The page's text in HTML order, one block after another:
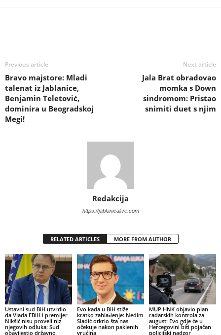
Previous article
Bravo majstore: Mladi
talenat iz Jablanice,
Benjamin Teletović,
dominira u Beogradskoj
Megi!
Next article
Jala Brat obradovao
momka s Down
sindromom: Pristao
snimiti duet s njim
Redakcija
https://jablanicalive.com
RELATED ARTICLES MORE FROM AUTHOR
Ustavni sud BiH utvrdio
da Vlada FBiH i premijer
Nikšić nisu proveli niz
njegovih odluka: Sud
obavijestio državno
Evo kada u BiH stiže
kratko zahlađenje: Nedim
Sladić otkrio šta nas
očekuje nakon paklenih
vrućina
MUP HNK objavio plan
radarskih kontrola za
august: Evo gdje će u
Hercegovini biti pojačan
policijski nadzor